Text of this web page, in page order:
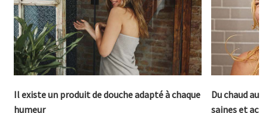
Il existe un produit de douche adapté à chaque
humeur
Du chaud au
saines et